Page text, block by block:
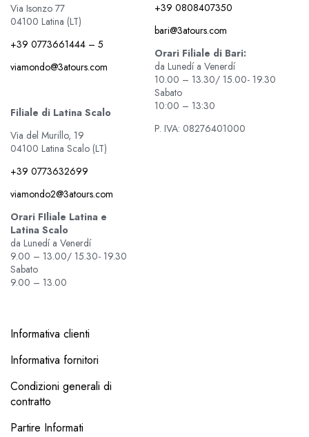
Via Isonzo 77
04100 Latina (LT)
+39 0773661444 – 5
viamondo@3atours.com
Filiale di Latina Scalo
Via del Murillo, 19
04100 Latina Scalo (LT)
+39 0773632699
viamondo2@3atours.com
Orari FIliale Latina e
Latina Scalo
da Lunedí a Venerdí
9.00 – 13.00/ 15.30- 19.30
Sabato
9.00 – 13.00
+39 0808407350
bari@3atours.com
Orari Filiale di Bari:
da Lunedí a Venerdí
10.00 – 13.30/ 15.00- 19.30
Sabato
10:00 – 13:30
P. IVA: 08276401000
Informativa clienti
Informativa fornitori
Condizioni generali di
contratto
Partire Informati